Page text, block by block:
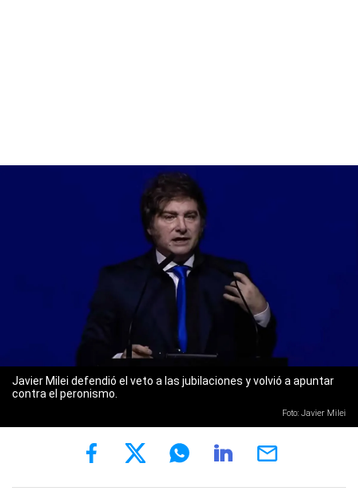
Javier Milei defendió el veto a las jubilaciones y volvió a apuntar
contra el peronismo.
Foto: Javier Milei